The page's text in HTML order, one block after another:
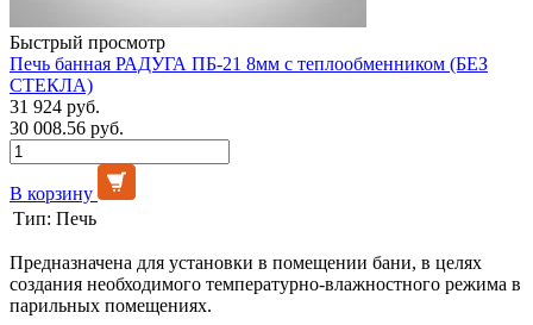
Быстрый просмотр
Печь банная РАДУГА ПБ-21 8мм с теплообменником (БЕЗ
СТЕКЛА)
31 924 руб.
30 008.56 руб.
В корзину
Тип: Печь
Предназначена для установки в помещении бани, в целях
создания необходимого температурно-влажностного режима в
парильных помещениях.